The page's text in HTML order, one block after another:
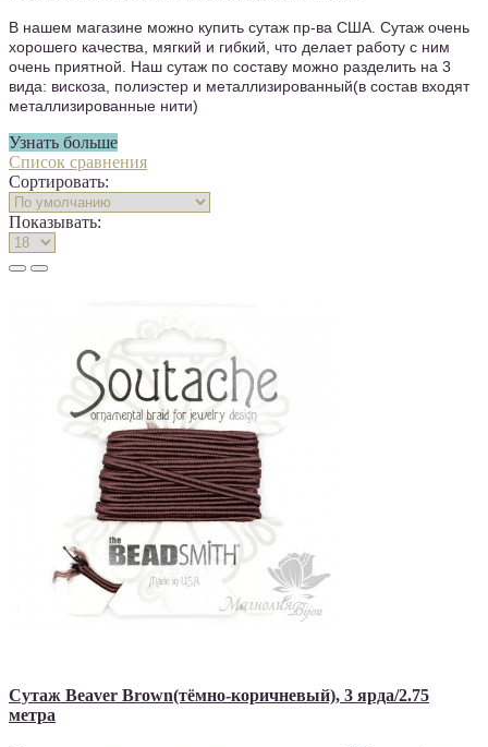
В нашем магазине можно купить сутаж пр-ва США. Сутаж очень
хорошего качества, мягкий и гибкий, что делает работу с ним
очень приятной. Наш сутаж по составу можно разделить на 3
вида: вискоза, полиэстер и металлизированный(в состав входят
металлизированные нити)
Узнать больше
Список сравнения
Сортировать:
Показывать:
Сутаж Beaver Brown(тёмно-коричневый), 3 ярда/2.75
метра